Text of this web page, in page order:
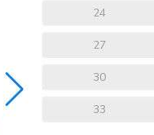
24
27
30
33